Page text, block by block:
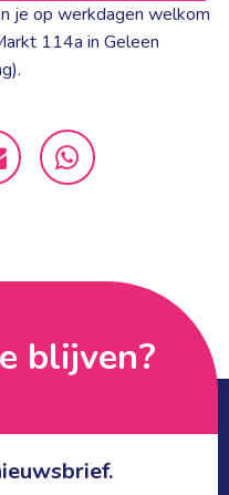
je op werkdagen welkom
114a in Geleen
blijven?